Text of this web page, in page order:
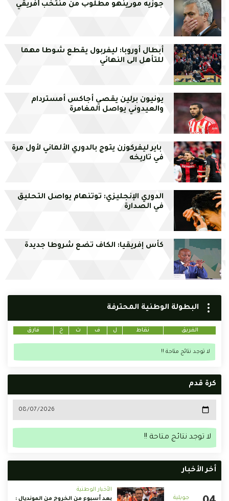
ﺟﻮزﻳﻪ ﻣﻮﺭﻳﻨﻬﻮ ﻣﻄﻠﻮﺏ ﻣﻦ ﻣﻨﺘﺨﺐ ﺍﻓﺮﻳﻘﻲ
أبطال أوروبا: ليفربول يقطع شوطا مهما
للتأهل الى النهائي
يونيون برلين يقصي أجاكس أمستردام
والعيدوني يواصل المغامرة
باير ليفركوزن يتوج بالدوري الألماني لأول مرة
في تاريخه
الدوري الإنجليزي: توتنهام يواصل التحليق
في الصدارة
كأس إفريقيا: الكاف تضع شروطا جديدة
البطولة الوطنية المحترفة
الفريق نقاط ل ف ت خ فارق
لا توجد نتائج متاحة !!
كرة قدم
لا توجد نتائج متاحة !!
أخر الأخبار
الأخبار الوطنية
بعد أسبوع من الخروج من المونديال :